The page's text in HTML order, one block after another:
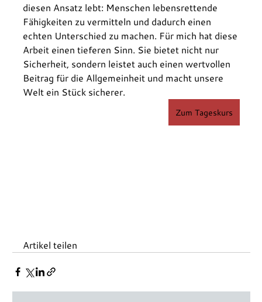
diesen Ansatz lebt: Menschen lebensrettende
Fähigkeiten zu vermitteln und dadurch einen
echten Unterschied zu machen. Für mich hat diese
Arbeit einen tieferen Sinn. Sie bietet nicht nur
Sicherheit, sondern leistet auch einen wertvollen
Beitrag für die Allgemeinheit und macht unsere
Welt ein Stück sicherer.
Zum Tageskurs
Artikel teilen